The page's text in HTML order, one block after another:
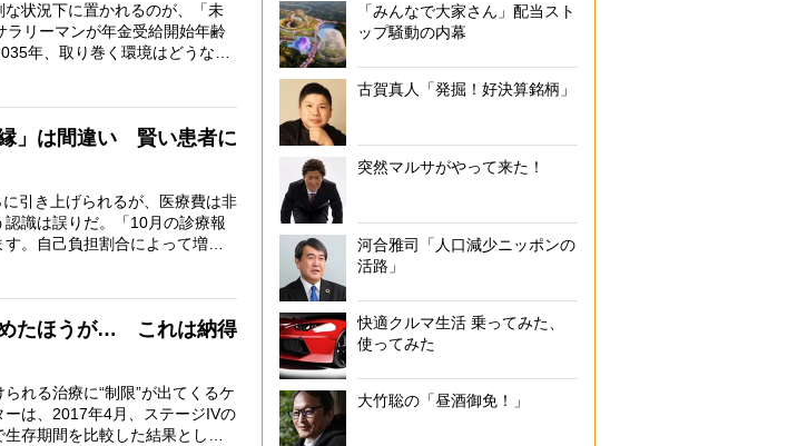
状況下に置かれるのが、「未
リーマンが年金受給開始年齢
年、取り巻く環境はどうなっ
」は間違い 賢い患者に
引き上げられるが、医療費は非
識は誤りだ。「10月の診療報
。自己負担割合によって増え
たほうが… これは納得
れる治療に“制限”が出てくるケ
は、2017年4月、ステージIVの
存期間を比較した結果とし
「みんなで大家さん」配当スト
ップ騒動の内幕
古賀真人「発掘！好決算銘柄」
突然マルサがやって来た！
河合雅司「人口減少ニッポンの
活路」
快適クルマ生活 乗ってみた、
使ってみた
大竹聡の「昼酒御免！」